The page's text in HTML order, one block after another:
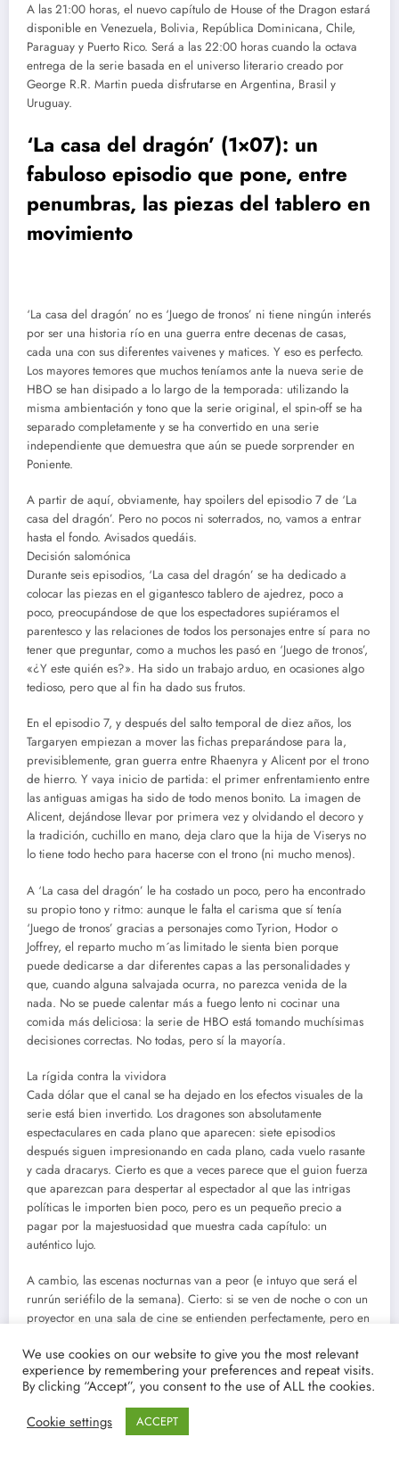
A las 21:00 horas, el nuevo capítulo de House of the Dragon estará
disponible en Venezuela, Bolivia, República Dominicana, Chile,
Paraguay y Puerto Rico. Será a las 22:00 horas cuando la octava
entrega de la serie basada en el universo literario creado por
George R.R. Martin pueda disfrutarse en Argentina, Brasil y
Uruguay.
‘La casa del dragón’ (1×07): un
fabuloso episodio que pone, entre
penumbras, las piezas del tablero en
movimiento
‘La casa del dragón’ no es ‘Juego de tronos’ ni tiene ningún interés
por ser una historia río en una guerra entre decenas de casas,
cada una con sus diferentes vaivenes y matices. Y eso es perfecto.
Los mayores temores que muchos teníamos ante la nueva serie de
HBO se han disipado a lo largo de la temporada: utilizando la
misma ambientación y tono que la serie original, el spin-off se ha
separado completamente y se ha convertido en una serie
independiente que demuestra que aún se puede sorprender en
Poniente.
A partir de aquí, obviamente, hay spoilers del episodio 7 de ‘La
casa del dragón’. Pero no pocos ni soterrados, no, vamos a entrar
hasta el fondo. Avisados quedáis.
Decisión salomónica
Durante seis episodios, ‘La casa del dragón’ se ha dedicado a
colocar las piezas en el gigantesco tablero de ajedrez, poco a
poco, preocupándose de que los espectadores supiéramos el
parentesco y las relaciones de todos los personajes entre sí para no
tener que preguntar, como a muchos les pasó en ‘Juego de tronos’,
«¿Y este quién es?». Ha sido un trabajo arduo, en ocasiones algo
tedioso, pero que al fin ha dado sus frutos.
En el episodio 7, y después del salto temporal de diez años, los
Targaryen empiezan a mover las fichas preparándose para la,
previsiblemente, gran guerra entre Rhaenyra y Alicent por el trono
de hierro. Y vaya inicio de partida: el primer enfrentamiento entre
las antiguas amigas ha sido de todo menos bonito. La imagen de
Alicent, dejándose llevar por primera vez y olvidando el decoro y
la tradición, cuchillo en mano, deja claro que la hija de Viserys no
lo tiene todo hecho para hacerse con el trono (ni mucho menos).
A ‘La casa del dragón’ le ha costado un poco, pero ha encontrado
su propio tono y ritmo: aunque le falta el carisma que sí tenía
‘Juego de tronos’ gracias a personajes como Tyrion, Hodor o
Joffrey, el reparto mucho m´as limitado le sienta bien porque
puede dedicarse a dar diferentes capas a las personalidades y
que, cuando alguna salvajada ocurra, no parezca venida de la
nada. No se puede calentar más a fuego lento ni cocinar una
comida más deliciosa: la serie de HBO está tomando muchísimas
decisiones correctas. No todas, pero sí la mayoría.
La rígida contra la vividora
Cada dólar que el canal se ha dejado en los efectos visuales de la
serie está bien invertido. Los dragones son absolutamente
espectaculares en cada plano que aparecen: siete episodios
después siguen impresionando en cada plano, cada vuelo rasante
y cada dracarys. Cierto es que a veces parece que el guion fuerza
que aparezcan para despertar al espectador al que las intrigas
políticas le importen bien poco, pero es un pequeño precio a
pagar por la majestuosidad que muestra cada capítulo: un
auténtico lujo.
A cambio, las escenas nocturnas van a peor (e intuyo que será el
runrún seriéfilo de la semana). Cierto: si se ven de noche o con un
proyector en una sala de cine se entienden perfectamente, pero en
entender lo que se está viendo. La nitidez de la escena de sexo
entre Rhaenyra y Daemon es prácticamente una pantalla en negro
a la que sigue el apropiamiento del dragón, que también cuesta
distinguir. Lo que ocurre es estupendo, pero, al igual que ya
pasaba en las escenas nocturnas de ‘Juego de tronos’, su afán por
We use cookies on our website to give you the most relevant
experience by remembering your preferences and repeat visits.
By clicking “Accept”, you consent to the use of ALL the cookies.
Cookie settings
ACCEPT